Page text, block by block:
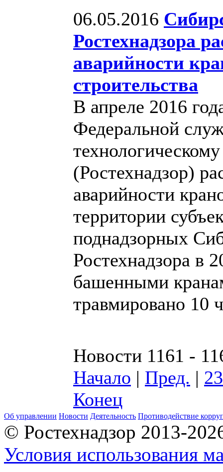
06.05.2016
Ростехнадзора
аварийности
строительства
В апреле 2016
Федеральной
(Ростехнадзор)
аварийности
территории
поднадзорных
Ростехнадзора в
башенными
травмировано 10
Новости 1161 -
Начало | Пред. |
Конец
Об управлении Новости Деятельность Противодействие
© Ростехнадзор 2013-
Условия использования